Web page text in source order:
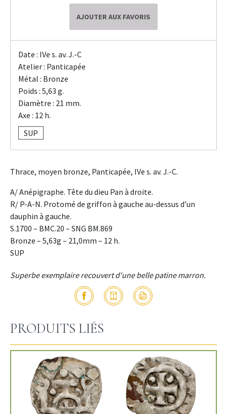
AJOUTER AUX FAVORIS
Date : IVe s. av. J.-C
Atelier : Panticapée
Métal : Bronze
Poids : 5,63 g.
Diamètre : 21 mm.
Axe : 12 h.
SUP
Thrace, moyen bronze, Panticapée, IVe s. av. J.-C.
A/ Anépigraphe. Tête du dieu Pan à droite.
R/ P-A-N. Protomé de griffon à gauche au-dessus d’un
dauphin à gauche.
S.1700 – BMC.20 – SNG BM.869
Bronze – 5,63g – 21,0mm – 12 h.
SUP
Superbe exemplaire recouvert d'une belle patine marron.
PRODUITS LIÉS